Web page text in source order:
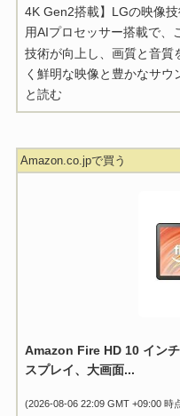
4K Gen2搭載】LGの映像
用AIプロセッサー搭載で、
技術が向上し、画質と音質
く鮮明な映像と豊かなサウ
と読む
Amazon.co.jpで買う
Amazon Fire HD 10 イン
スプレイ、大画面...
(2026-08-06 22:09 GMT +09:00 時